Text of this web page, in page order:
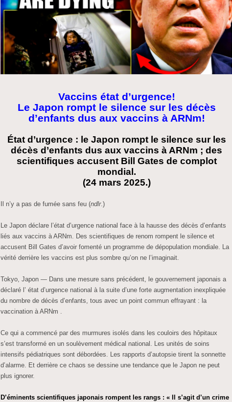
Vaccins état d’urgence!
Le Japon rompt le silence sur les décès
d’enfants dus aux vaccins à ARNm!
État d’urgence : le Japon rompt le silence sur les
décès d’enfants dus aux vaccins à ARNm ; des
scientifiques accusent Bill Gates de complot
mondial.
(24 mars 2025.)
Il n’y a pas de fumée sans feu (ndlr.)
Le Japon déclare l’état d’urgence national face à la hausse des décès d’enfants
liés aux vaccins à ARNm. Des scientifiques de renom rompent le silence et
accusent Bill Gates d’avoir fomenté un programme de dépopulation mondiale. La
vérité derrière les vaccins est plus sombre qu’on ne l’imaginait.
Tokyo, Japon — Dans une mesure sans précédent, le gouvernement japonais a
déclaré l’ état d’urgence national à la suite d’une forte augmentation inexpliquée
du nombre de décès d’enfants, tous avec un point commun effrayant : la
vaccination à ARNm .
Ce qui a commencé par des murmures isolés dans les couloirs des hôpitaux
s’est transformé en un soulèvement médical national. Les unités de soins
intensifs pédiatriques sont débordées. Les rapports d’autopsie tirent la sonnette
d’alarme. Et derrière ce chaos se dessine une tendance que le Japon ne peut
plus ignorer.
D’éminents scientifiques japonais rompent les rangs : « Il s’agit d’un crime